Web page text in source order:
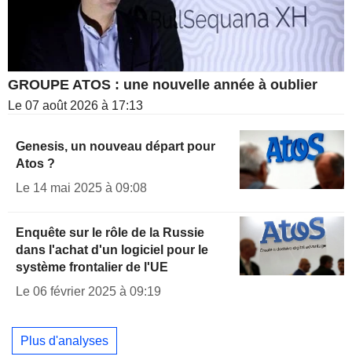
GROUPE ATOS : une nouvelle année à oublier
Le 07 août 2026 à 17:13
Genesis, un nouveau départ pour
Atos ?
Le 14 mai 2025 à 09:08
Enquête sur le rôle de la Russie
dans l'achat d'un logiciel pour le
système frontalier de l'UE
Le 06 février 2025 à 09:19
Plus d'analyses